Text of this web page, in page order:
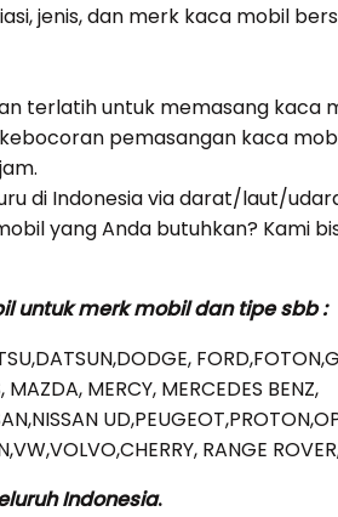
jenis, dan merk kaca mobil
terlatih untuk memasang kaca
kebocoran pemasangan kaca
di Indonesia via darat/laut/
yang Anda butuhkan? Kami
untuk merk mobil dan tipe sbb :
MAZDA, MERCY, MERCEDES BENZ,
RANGE
Indonesia.